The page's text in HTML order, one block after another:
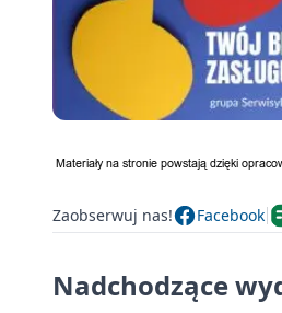
Zaobserwuj nas! Facebook
Nadchodzące